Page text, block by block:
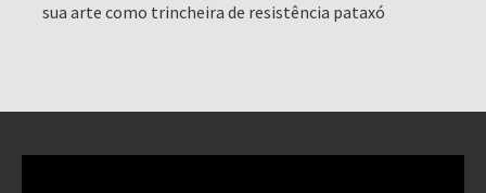
sua arte como trincheira de resistência pataxó